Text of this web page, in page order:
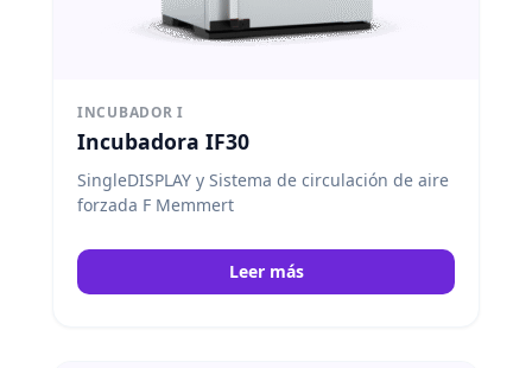
INCUBADOR I
Incubadora IF30
SingleDISPLAY y Sistema de circulación de aire
forzada F Memmert
Leer más